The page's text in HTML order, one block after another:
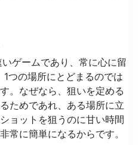
ゲームであり、常に心に留
つの場所にとどまるのでは
。なぜなら、狙いを定める
ためであれ、ある場所に立
ョットを狙うのに甘い時間
常に簡単になるからです。